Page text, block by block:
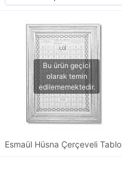
Esmaül Hüsna Çerçeveli Tablo